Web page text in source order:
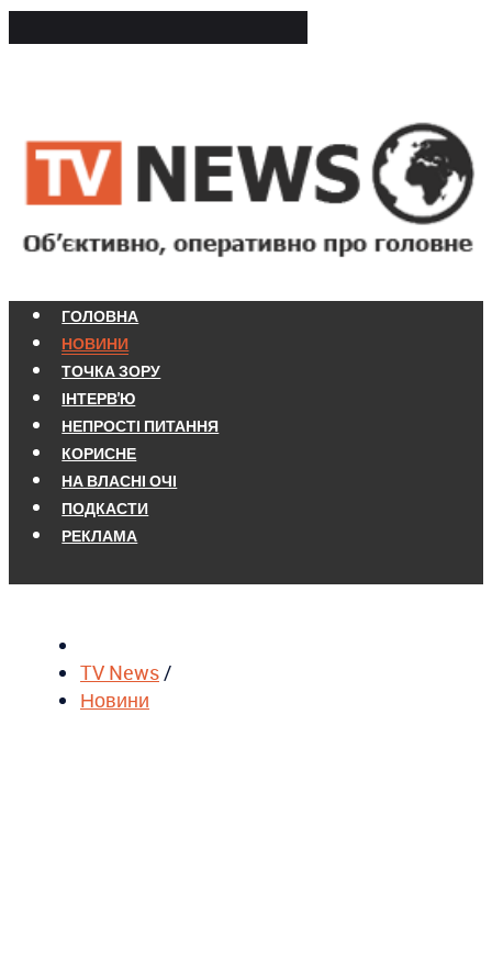
ГОЛОВНА
НОВИНИ
ТОЧКА ЗОРУ
ІНТЕРВ'Ю
НЕПРОСТІ ПИТАННЯ
КОРИСНЕ
НА ВЛАСНІ ОЧІ
ПОДКАСТИ
РЕКЛАМА
TV News/
Новини